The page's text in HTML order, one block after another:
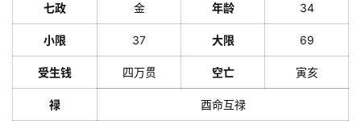
七政 金 年龄 34
小限 37 大限 69
受生钱 四万贯 空亡 寅亥
禄 酉命互禄